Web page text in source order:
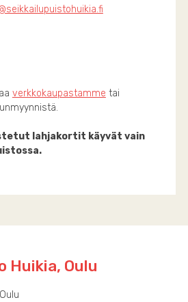
verkkokaupastamme tai
lahjakortit käyvät vain
Huikia, Oulu